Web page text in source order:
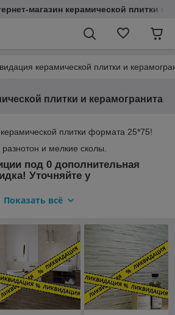
магазин керамической плитки и
керамической плитки и
плитки и керамогранита
плитки формата 25*75!
и мелкие сколы.
под 0 дополнительная
Уточняйте у
Показать всё